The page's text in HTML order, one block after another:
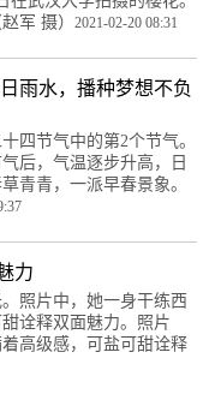
军 摄） 2021-02-20 08:31
雨水，播种梦想不负
四节气中的第2个节气。
后，气温逐步升高，日
青青，一派早春景象。
力
照片中，她一身干练西
诠释双面魅力。照片
高级感，可盐可甜诠释